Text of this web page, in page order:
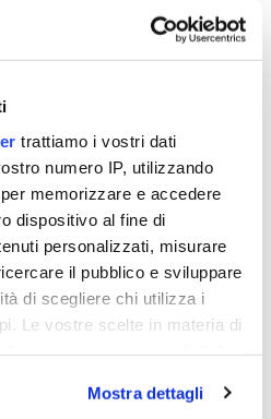
trattiamo i vostri dati
numero IP, utilizzando
memorizzare e accedere
dispositivo al fine di
personalizzati, misurare
il pubblico e sviluppare
di scegliere chi utilizza i
Le vostre scelte in materia di
consenso in qualsiasi
Mostra dettagli
B&G WS710 pkg Testa